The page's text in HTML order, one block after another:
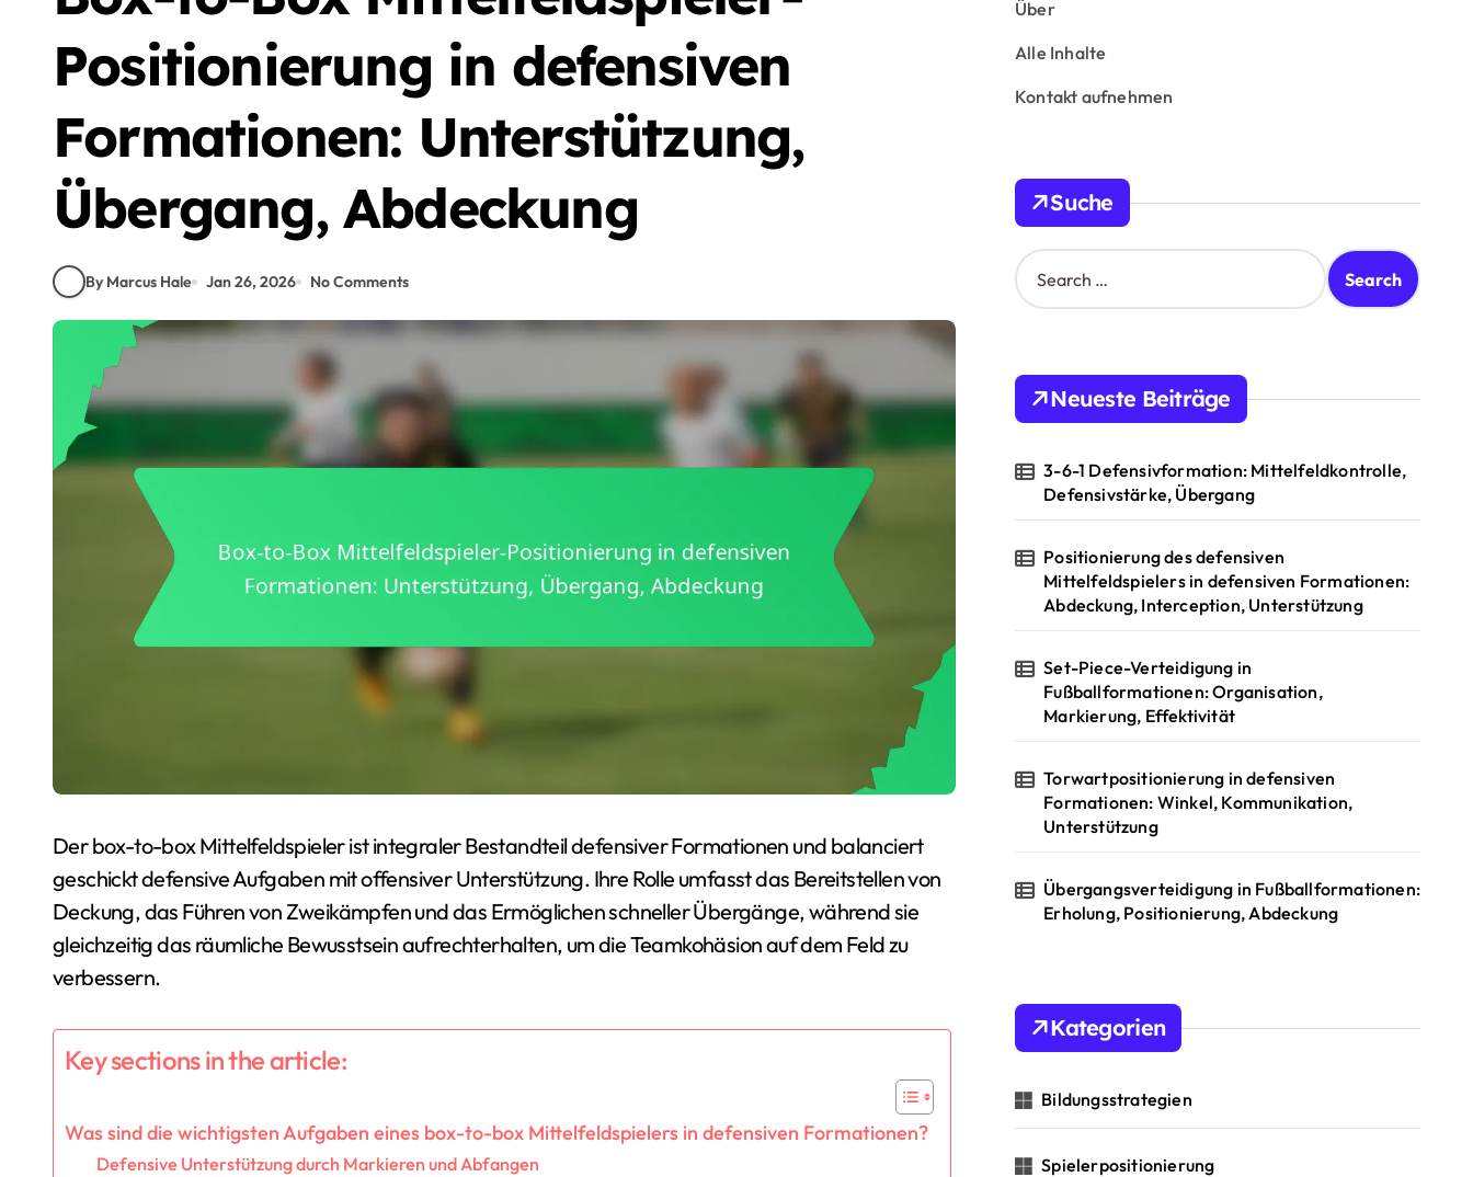
Positionierung in defensiven
Formationen: Unterstützung,
Übergang, Abdeckung
By Marcus Hale Jan 26, 2026 No Comments
Der box-to-box Mittelfeldspieler ist integraler Bestandteil defensiver Formationen und balanciert
geschickt defensive Aufgaben mit offensiver Unterstützung. Ihre Rolle umfasst das Bereitstellen von
Deckung, das Führen von Zweikämpfen und das Ermöglichen schneller Übergänge, während sie
gleichzeitig das räumliche Bewusstsein aufrechterhalten, um die Teamkohäsion auf dem Feld zu
verbessern.
Key sections in the article:
Was sind die wichtigsten Aufgaben eines box-to-box Mittelfeldspielers in defensiven Formationen?
Defensive Unterstützung durch Markieren und Abfangen
Über
Alle Inhalte
Kontakt aufnehmen
Suche
S
e
h
o
:
Neueste Beiträge
3-6-1 Defensivformation: Mittelfeldkontrolle,
Defensivstärke, Übergang
Positionierung des defensiven
Mittelfeldspielers in defensiven Formationen:
Abdeckung, Interception, Unterstützung
Set-Piece-Verteidigung in
Fußballformationen: Organisation,
Markierung, Effektivität
Torwartpositionierung in defensiven
Formationen: Winkel, Kommunikation,
Unterstützung
Übergangsverteidigung in Fußballformationen:
Erholung, Positionierung, Abdeckung
Kategorien
Bildungsstrategien
Spielerpositionierung